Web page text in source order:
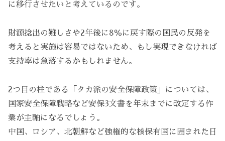
に移行させたいと考えているのです。
財源捻出の難しさや2年後に8％に戻す際の国民の反発を
考えると実施は容易ではないため、もし実現できなければ
支持率は急落するかもしれません。
2つ目の柱である「タカ派の安全保障政策」については、
国家安全保障戦略など安保3文書を年末までに改定する作
業が主軸になるでしょう。
中国、ロシア、北朝鮮など強権的な核保有国に囲まれた日